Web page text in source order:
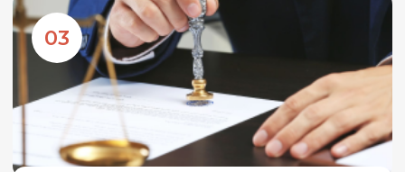
готовы взяться за любую по сложности
задачу: от консультации до
оформления строго выверенных и
научно подтверждённых заключений,
которые помогают нашим клиентам
добиваться справедливого решения в
их пользу.